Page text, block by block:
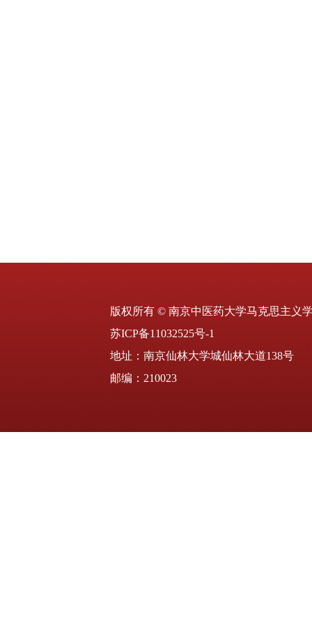
版权所有 © 南京中医药大学马克思主义
苏ICP备11032525号-1
地址：南京仙林大学城仙林大道138号
邮编：210023